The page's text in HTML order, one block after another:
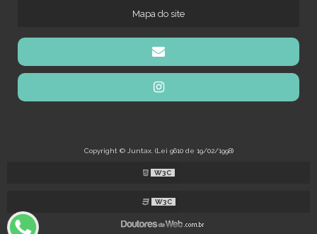
Mapa do site
Copyright © Juntax. (Lei 9610 de 19/02/1998)
W3C
W3C